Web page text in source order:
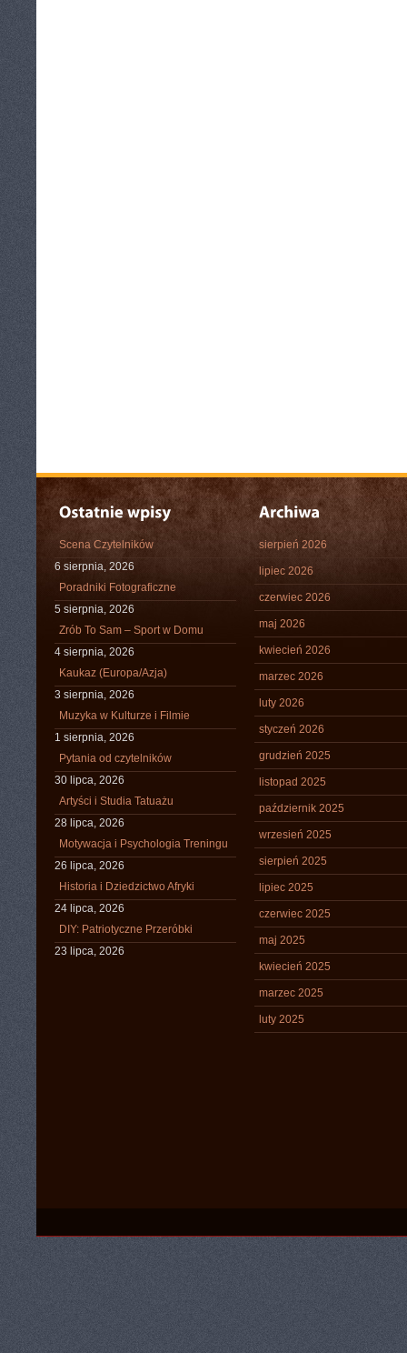
Scena Czytelników
6 sierpnia, 2026
Poradniki Fotograficzne
5 sierpnia, 2026
Zrób To Sam – Sport w Domu
4 sierpnia, 2026
Kaukaz (Europa/Azja)
3 sierpnia, 2026
Muzyka w Kulturze i Filmie
1 sierpnia, 2026
Pytania od czytelników
30 lipca, 2026
Artyści i Studia Tatuażu
28 lipca, 2026
Motywacja i Psychologia Treningu
26 lipca, 2026
Historia i Dziedzictwo Afryki
24 lipca, 2026
DIY: Patriotyczne Przeróbki
23 lipca, 2026
sierpień 2026
lipiec 2026
czerwiec 2026
maj 2026
kwiecień 2026
marzec 2026
luty 2026
styczeń 2026
grudzień 2025
listopad 2025
październik 2025
wrzesień 2025
sierpień 2025
lipiec 2025
czerwiec 2025
maj 2025
kwiecień 2025
marzec 2025
luty 2025